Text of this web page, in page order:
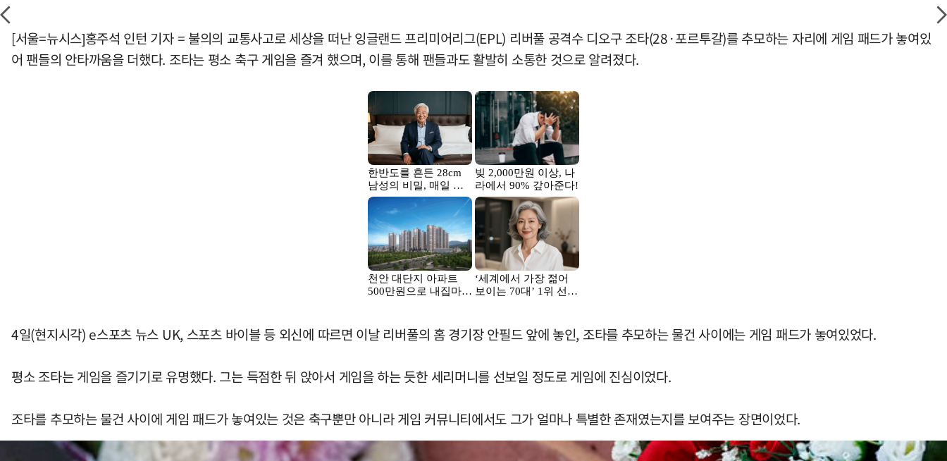
[서울=뉴시스]홍주석 인턴 기자 = 불의의 교통사고로 세상을 떠난 잉글랜드 프리미어리그(EPL) 리버풀 공격수 디오구 조타(28·포르투갈)를 추모하는 자리에 게임 패드가 놓여있
어 팬들의 안타까움을 더했다. 조타는 평소 축구 게임을 즐겨 했으며, 이를 통해 팬들과도 활발히 소통한 것으로 알려졌다.
4일(현지시각) e스포츠 뉴스 UK, 스포츠 바이블 등 외신에 따르면 이날 리버풀의 홈 경기장 안필드 앞에 놓인, 조타를 추모하는 물건 사이에는 게임 패드가 놓여있었다.
평소 조타는 게임을 즐기기로 유명했다. 그는 득점한 뒤 앉아서 게임을 하는 듯한 세리머니를 선보일 정도로 게임에 진심이었다.
조타를 추모하는 물건 사이에 게임 패드가 놓여있는 것은 축구뿐만 아니라 게임 커뮤니티에서도 그가 얼마나 특별한 존재였는지를 보여주는 장면이었다.